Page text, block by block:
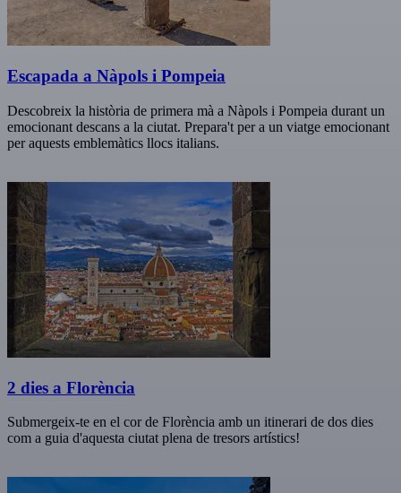
Escapada a Nàpols i Pompeia
Descobreix la història de primera mà a Nàpols i Pompeia durant un
emocionant descans a la ciutat. Prepara't per a un viatge emocionant
per aquests emblemàtics llocs italians.
2 dies a Florència
Submergeix-te en el cor de Florència amb un itinerari de dos dies
com a guia d'aquesta ciutat plena de tresors artístics!